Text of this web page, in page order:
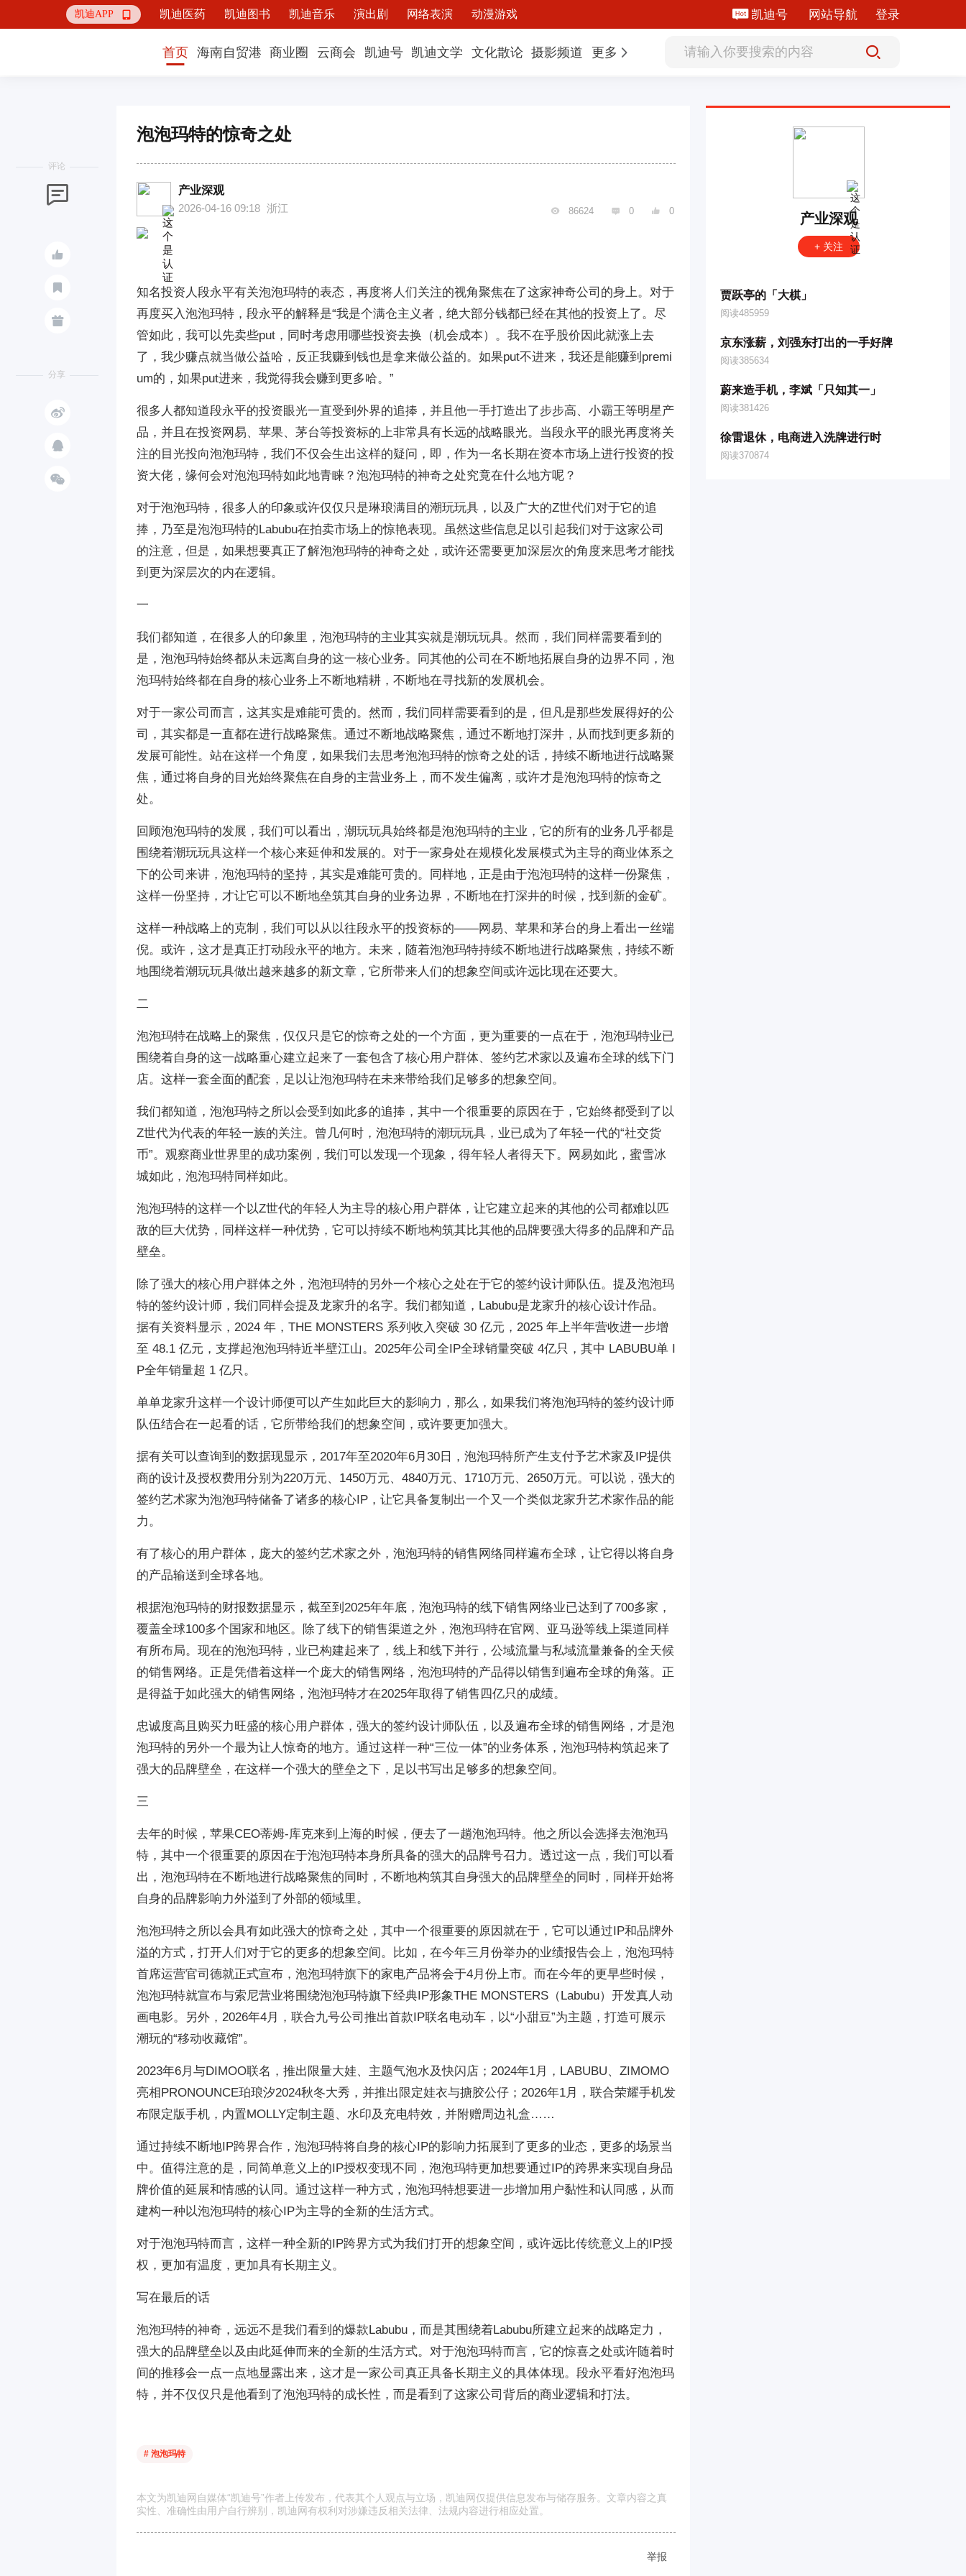
凯迪APP  凯迪医药 凯迪图书 凯迪音乐 演出剧 网络表演 动漫游戏 凯迪号 网站导航 登录
首页 海南自贸港 商业圈 云商会 凯迪号 凯迪文学 文化散论 摄影频道 更多
评论



分享



泡泡玛特的惊奇之处
产业深观
2026-04-16 09:18 浙江  86624  0  0
知名投资人段永平有关泡泡玛特的表态，再度将人们关注的视角聚焦在了这家神奇公司的身上。对于
再度买入泡泡玛特，段永平的解释是“我是个满仓主义者，绝大部分钱都已经在其他的投资上了。尽
管如此，我可以先卖些put，同时考虑用哪些投资去换（机会成本）。我不在乎股价因此就涨上去
了，我少赚点就当做公益哈，反正我赚到钱也是拿来做公益的。如果put不进来，我还是能赚到premi
um的，如果put进来，我觉得我会赚到更多哈。”
很多人都知道段永平的投资眼光一直受到外界的追捧，并且他一手打造出了步步高、小霸王等明星产
品，并且在投资网易、苹果、茅台等投资标的上非常具有长远的战略眼光。当段永平的眼光再度将关
注的目光投向泡泡玛特，我们不仅会生出这样的疑问，即，作为一名长期在资本市场上进行投资的投
资大佬，缘何会对泡泡玛特如此地青睐？泡泡玛特的神奇之处究竟在什么地方呢？
对于泡泡玛特，很多人的印象或许仅仅只是琳琅满目的潮玩玩具，以及广大的Z世代们对于它的追
捧，乃至是泡泡玛特的Labubu在拍卖市场上的惊艳表现。虽然这些信息足以引起我们对于这家公司
的注意，但是，如果想要真正了解泡泡玛特的神奇之处，或许还需要更加深层次的角度来思考才能找
到更为深层次的内在逻辑。
一
我们都知道，在很多人的印象里，泡泡玛特的主业其实就是潮玩玩具。然而，我们同样需要看到的
是，泡泡玛特始终都从未远离自身的这一核心业务。同其他的公司在不断地拓展自身的边界不同，泡
泡玛特始终都在自身的核心业务上不断地精耕，不断地在寻找新的发展机会。
对于一家公司而言，这其实是难能可贵的。然而，我们同样需要看到的是，但凡是那些发展得好的公
司，其实都是一直都在进行战略聚焦。通过不断地战略聚焦，通过不断地打深井，从而找到更多新的
发展可能性。站在这样一个角度，如果我们去思考泡泡玛特的惊奇之处的话，持续不断地进行战略聚
焦，通过将自身的目光始终聚焦在自身的主营业务上，而不发生偏离，或许才是泡泡玛特的惊奇之
处。
回顾泡泡玛特的发展，我们可以看出，潮玩玩具始终都是泡泡玛特的主业，它的所有的业务几乎都是
围绕着潮玩玩具这样一个核心来延伸和发展的。对于一家身处在规模化发展模式为主导的商业体系之
下的公司来讲，泡泡玛特的坚持，其实是难能可贵的。同样地，正是由于泡泡玛特的这样一份聚焦，
这样一份坚持，才让它可以不断地垒筑其自身的业务边界，不断地在打深井的时候，找到新的金矿。
这样一种战略上的克制，我们可以从以往段永平的投资标的——网易、苹果和茅台的身上看出一丝端
倪。或许，这才是真正打动段永平的地方。未来，随着泡泡玛特持续不断地进行战略聚焦，持续不断
地围绕着潮玩玩具做出越来越多的新文章，它所带来人们的想象空间或许远比现在还要大。
二
泡泡玛特在战略上的聚焦，仅仅只是它的惊奇之处的一个方面，更为重要的一点在于，泡泡玛特业已
围绕着自身的这一战略重心建立起来了一套包含了核心用户群体、签约艺术家以及遍布全球的线下门
店。这样一套全面的配套，足以让泡泡玛特在未来带给我们足够多的想象空间。
我们都知道，泡泡玛特之所以会受到如此多的追捧，其中一个很重要的原因在于，它始终都受到了以
Z世代为代表的年轻一族的关注。曾几何时，泡泡玛特的潮玩玩具，业已成为了年轻一代的“社交货
币”。观察商业世界里的成功案例，我们可以发现一个现象，得年轻人者得天下。网易如此，蜜雪冰
城如此，泡泡玛特同样如此。
泡泡玛特的这样一个以Z世代的年轻人为主导的核心用户群体，让它建立起来的其他的公司都难以匹
敌的巨大优势，同样这样一种优势，它可以持续不断地构筑其比其他的品牌要强大得多的品牌和产品
壁垒。
除了强大的核心用户群体之外，泡泡玛特的另外一个核心之处在于它的签约设计师队伍。提及泡泡玛
特的签约设计师，我们同样会提及龙家升的名字。我们都知道，Labubu是龙家升的核心设计作品。
据有关资料显示，2024 年，THE MONSTERS 系列收入突破 30 亿元，2025 年上半年营收进一步增
至 48.1 亿元，支撑起泡泡玛特近半壁江山。2025年公司全IP全球销量突破 4亿只，其中 LABUBU单 I
P全年销量超 1 亿只。
单单龙家升这样一个设计师便可以产生如此巨大的影响力，那么，如果我们将泡泡玛特的签约设计师
队伍结合在一起看的话，它所带给我们的想象空间，或许要更加强大。
据有关可以查询到的数据现显示，2017年至2020年6月30日，泡泡玛特所产生支付予艺术家及IP提供
商的设计及授权费用分别为220万元、1450万元、4840万元、1710万元、2650万元。可以说，强大的
签约艺术家为泡泡玛特储备了诸多的核心IP，让它具备复制出一个又一个类似龙家升艺术家作品的能
力。
有了核心的用户群体，庞大的签约艺术家之外，泡泡玛特的销售网络同样遍布全球，让它得以将自身
的产品输送到全球各地。
根据泡泡玛特的财报数据显示，截至到2025年年底，泡泡玛特的线下销售网络业已达到了700多家，
覆盖全球100多个国家和地区。除了线下的销售渠道之外，泡泡玛特在官网、亚马逊等线上渠道同样
有所布局。现在的泡泡玛特，业已构建起来了，线上和线下并行，公域流量与私域流量兼备的全天候
的销售网络。正是凭借着这样一个庞大的销售网络，泡泡玛特的产品得以销售到遍布全球的角落。正
是得益于如此强大的销售网络，泡泡玛特才在2025年取得了销售四亿只的成绩。
忠诚度高且购买力旺盛的核心用户群体，强大的签约设计师队伍，以及遍布全球的销售网络，才是泡
泡玛特的另外一个最为让人惊奇的地方。通过这样一种“三位一体”的业务体系，泡泡玛特构筑起来了
强大的品牌壁垒，在这样一个强大的壁垒之下，足以书写出足够多的想象空间。
三
去年的时候，苹果CEO蒂姆-库克来到上海的时候，便去了一趟泡泡玛特。他之所以会选择去泡泡玛
特，其中一个很重要的原因在于泡泡玛特本身所具备的强大的品牌号召力。透过这一点，我们可以看
出，泡泡玛特在不断地进行战略聚焦的同时，不断地构筑其自身强大的品牌壁垒的同时，同样开始将
自身的品牌影响力外溢到了外部的领域里。
泡泡玛特之所以会具有如此强大的惊奇之处，其中一个很重要的原因就在于，它可以通过IP和品牌外
溢的方式，打开人们对于它的更多的想象空间。比如，在今年三月份举办的业绩报告会上，泡泡玛特
首席运营官司德就正式宣布，泡泡玛特旗下的家电产品将会于4月份上市。而在今年的更早些时候，
泡泡玛特就宣布与索尼营业将围绕泡泡玛特旗下经典IP形象THE MONSTERS（Labubu）开发真人动
画电影。另外，2026年4月，联合九号公司推出首款IP联名电动车，以“小甜豆”为主题，打造可展示
潮玩的“移动收藏馆”。
2023年6月与DIMOO联名，推出限量大娃、主题气泡水及快闪店；2024年1月，LABUBU、ZIMOMO
亮相PRONOUNCE珀琅汐2024秋冬大秀，并推出限定娃衣与搪胶公仔；2026年1月，联合荣耀手机发
布限定版手机，内置MOLLY定制主题、水印及充电特效，并附赠周边礼盒……
通过持续不断地IP跨界合作，泡泡玛特将自身的核心IP的影响力拓展到了更多的业态，更多的场景当
中。值得注意的是，同简单意义上的IP授权变现不同，泡泡玛特更加想要通过IP的跨界来实现自身品
牌价值的延展和情感的认同。通过这样一种方式，泡泡玛特想要进一步增加用户黏性和认同感，从而
建构一种以泡泡玛特的核心IP为主导的全新的生活方式。
对于泡泡玛特而言，这样一种全新的IP跨界方式为我们打开的想象空间，或许远比传统意义上的IP授
权，更加有温度，更加具有长期主义。
写在最后的话
泡泡玛特的神奇，远远不是我们看到的爆款Labubu，而是其围绕着Labubu所建立起来的战略定力，
强大的品牌壁垒以及由此延伸而来的全新的生活方式。对于泡泡玛特而言，它的惊喜之处或许随着时
间的推移会一点一点地显露出来，这才是一家公司真正具备长期主义的具体体现。段永平看好泡泡玛
特，并不仅仅只是他看到了泡泡玛特的成长性，而是看到了这家公司背后的商业逻辑和打法。
# 泡泡玛特
本文为凯迪网自媒体“凯迪号”作者上传发布，代表其个人观点与立场，凯迪网仅提供信息发布与储存服务。文章内容之真
实性、准确性由用户自行辨别，凯迪网有权利对涉嫌违反相关法律、法规内容进行相应处置。
举报
产业深观
+ 关注
贾跃亭的「大棋」
阅读485959
京东涨薪，刘强东打出的一手好牌
阅读385634
蔚来造手机，李斌「只知其一」
阅读381426
徐雷退休，电商进入洗牌进行时
阅读370874